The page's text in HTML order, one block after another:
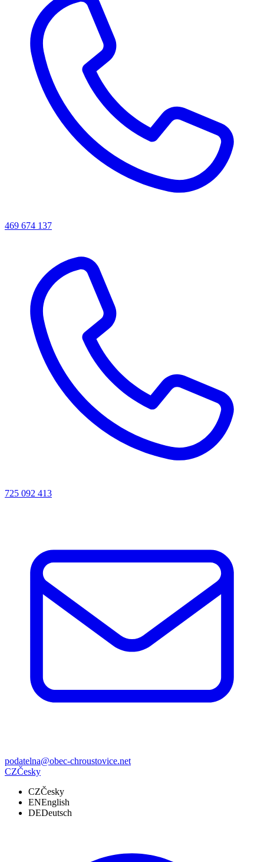
469 674 137
725 092 413
podatelna@obec-chroustovice.net
CZČesky
CZČesky
ENEnglish
DEDeutsch